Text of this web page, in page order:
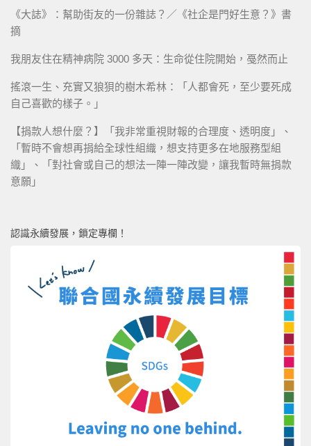
《大誌》：幫助街友的一份雜誌？／《社企是門好生意？》書
摘
我朋友住在精神病院 3000 多天：生命從住院開始，戞然而止
搖滾一生、充實又狼狽的樹木希林：「人都會死，至少要死成
自己喜歡的樣子。」
【捐款人想什麼？】「我非常重視財報的合理度、透明度」、
「暫時不會想再捐給全球性組織，想支持更多在地服務型組
織」、「對社會或自己的想法一陣一陣改變，讓我暫時無捐款
意願」
認識永續發展，鎖定專欄！